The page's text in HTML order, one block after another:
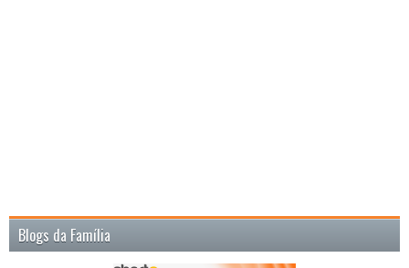
Blogs da Família